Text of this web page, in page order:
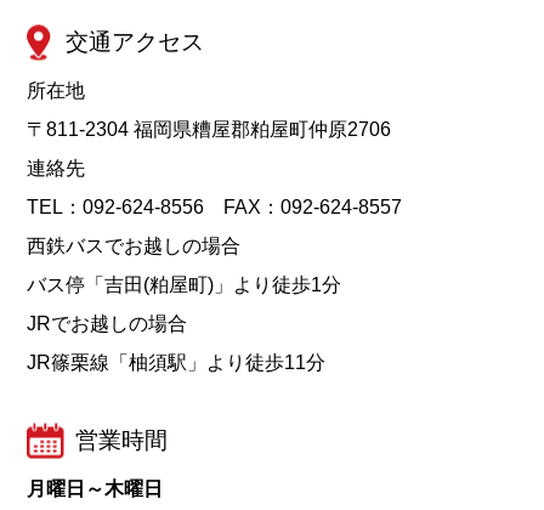
交通アクセス
所在地
〒811-2304 福岡県糟屋郡粕屋町仲原2706
連絡先
TEL：092-624-8556 FAX：092-624-8557
西鉄バスでお越しの場合
バス停「吉田(粕屋町)」より徒歩1分
JRでお越しの場合
JR篠栗線「柚須駅」より徒歩11分
営業時間
月曜日～木曜日